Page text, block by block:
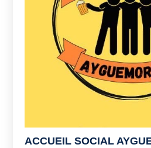
ACCUEIL SOCIAL